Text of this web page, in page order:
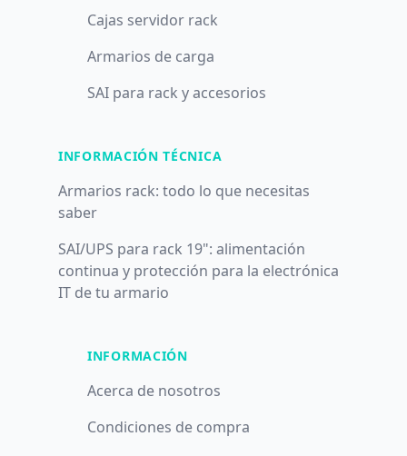
Cajas servidor rack
Armarios de carga
SAI para rack y accesorios
INFORMACIÓN TÉCNICA
Armarios rack: todo lo que necesitas
saber
SAI/UPS para rack 19": alimentación
continua y protección para la electrónica
IT de tu armario
INFORMACIÓN
Acerca de nosotros
Condiciones de compra